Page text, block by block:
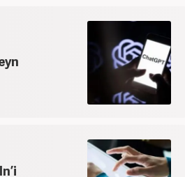
meslek hayatında da ön
planda tutmaktadır.